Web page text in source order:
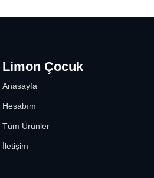
Limon Çocuk
Anasayfa
Hesabım
Tüm Ürünler
İletişim